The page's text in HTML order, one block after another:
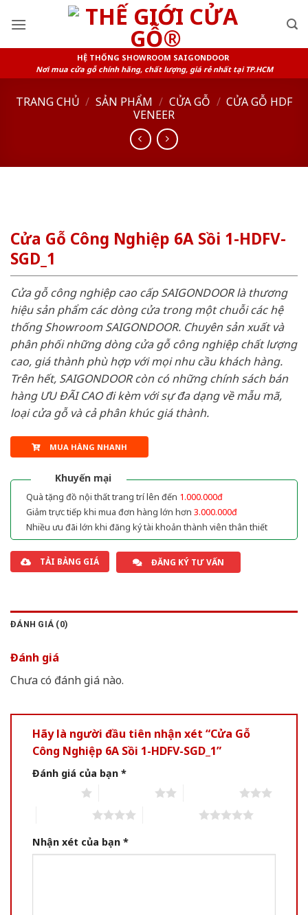
HỆ THỐNG SHOWROOM SAIGONDOOR
Nơi mua cửa gỗ chính hãng, chất lượng, giá rẻ nhất tại TP.HCM
TRANG CHỦ / SẢN PHẨM / CỬA GỖ / CỬA GỖ HDF
VENEER
Cửa Gỗ Công Nghiệp 6A Sồi 1-HDFV-
SGD_1
Cửa gỗ công nghiệp cao cấp SAIGONDOOR là thương
hiệu sản phẩm các dòng cửa trong một chuỗi các hệ
thống Showroom SAIGONDOOR. Chuyên sản xuất và
phân phối những dòng cửa gỗ công nghiệp chất lượng
cao, giá thành phù hợp với mọi nhu cầu khách hàng.
Trên hết, SAIGONDOOR còn có những chính sách bán
hàng ƯU ĐÃI CAO đi kèm với sự đa dạng về mẫu mã,
loại cửa gỗ và cả phân khúc giá thành.
MUA HÀNG NHANH
Khuyến mại
Quà tặng đồ nội thất trang trí lên đến 1.000.000đ
Giảm trực tiếp khi mua đơn hàng lớn hơn 3.000.000đ
Nhiều ưu đãi lớn khi đăng ký tài khoản thành viên thân thiết
TẢI BẢNG GIÁ ĐĂNG KÝ TƯ VẤN
ĐÁNH GIÁ (0)
Đánh giá
Chưa có đánh giá nào.
Hãy là người đầu tiên nhận xét “Cửa Gỗ
Công Nghiệp 6A Sồi 1-HDFV-SGD_1”
Đánh giá của bạn *
Nhận xét của bạn *